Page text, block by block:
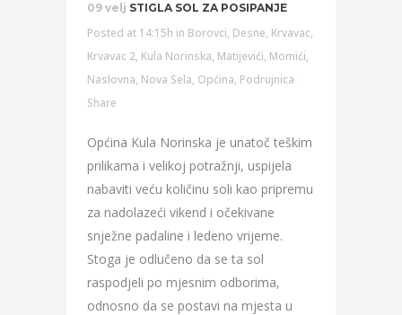
09 velj STIGLA SOL ZA POSIPANJE
Posted at 14:15h in Borovci, Desne, Krvavac,
Krvavac 2, Kula Norinska, Matijevići, Momići,
Naslovna, Nova Sela, Općina, Podrujnica
Share
Općina Kula Norinska je unatoč teškim
prilikama i velikoj potražnji, uspijela
nabaviti veću količinu soli kao pripremu
za nadolazeći vikend i očekivane
snježne padaline i ledeno vrijeme.
Stoga je odlučeno da se ta sol
raspodjeli po mjesnim odborima,
odnosno da se postavi na mjesta u